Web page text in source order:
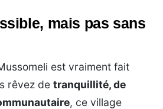
mais pas sans
est vraiment fait
rêvez de tranquillité, de
, ce village